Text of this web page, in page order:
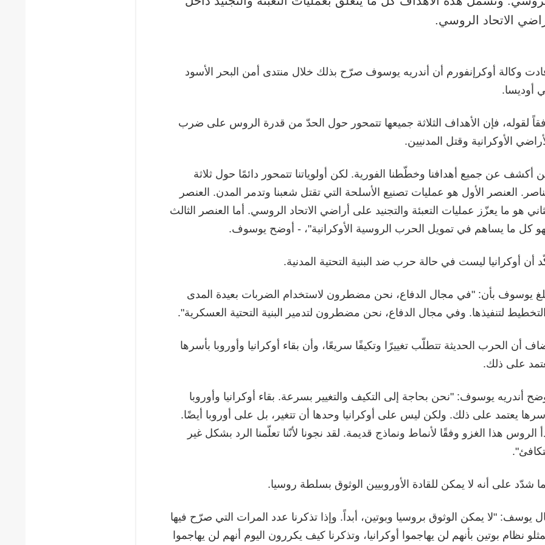
الاتحاد الروسي.
وكالة أوكرإنفورم أن أندريه يوسوف صرّح بذلك خلال منتدى أمن البحر الأسود
أوديسا.
لقوله، فإن الأهداف الثلاثة جميعها تتمحور حول الحدّ من قدرة الروس على ضرب
الأوكرانية وقتل المدنيين.
أكشف عن جميع أهدافنا وخطّطنا الفورية. لكن أولوياتنا تتمحور دائمًا حول ثلاثة
العنصر الأول هو عمليات تصنيع الأسلحة التي تقتل شعبنا وتدمر المدن. العنصر
هو ما يعزّز عمليات التعبئة والتجنيد على أراضي الاتحاد الروسي. أما العنصر الثالث
كل ما يساهم في تمويل الحرب الروسية الأوكرانية"، - أوضح يوسوف.
أن أوكرانيا ليست في حالة حرب ضد البنية التحتية المدنية.
يوسوف بأن: "في مجال الدفاع، نحن مضطرون لاستخدام الضربات بعيدة المدى
لتنفيذها. وفي مجال الدفاع، نحن مضطرون لتدمير البنية التحتية العسكرية".
أن الحرب الحديثة تتطلّب تغييرًا وتكيفًا سريعًا، وأن بقاء أوكرانيا وأوروبا بأسرها
على ذلك.
أندريه يوسوف: "نحن بحاجة إلى التكيف والتغيير بسرعة. بقاء أوكرانيا وأوروبا
يعتمد على ذلك. ولكن ليس على أوكرانيا وحدها أن تتغير، بل على أوروبا أيضًا.
الروس هذا الغزو وفقًا لأنماط ونماذج قديمة. لقد نجونا لأنّنا تعلّمنا الرد بشكل غير
شدّد على أنه لا يمكن للقادة الأوروبيين الوثوق بسلطة روسيا.
يوسف: "لا يمكن الوثوق بروسيا وبوتين، أبداً. وإذا تذكرنا عدد المرات التي صرّح فيها
نظام بوتين بأنهم لن يهاجموا أوكرانيا، وتذكرنا كيف يكررون اليوم أنهم لن يهاجموا